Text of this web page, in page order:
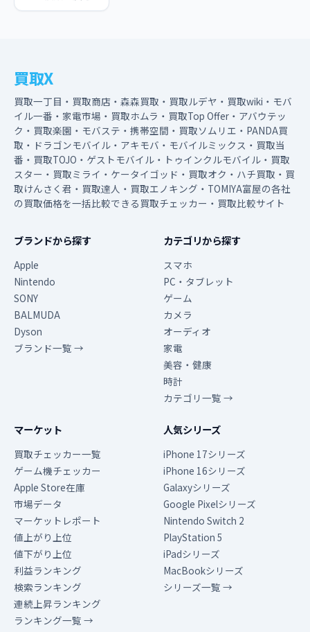
買取X
買取一丁目・買取商店・森森買取・買取ルデヤ・買取wiki・モバ
イル一番・家電市場・買取ホムラ・買取Top Offer・アバウテッ
ク・買取楽園・モバステ・携帯空間・買取ソムリエ・PANDA買
取・ドラゴンモバイル・アキモバ・モバイルミックス・買取当
番・買取TOJO・ゲストモバイル・トゥインクルモバイル・買取
スター・買取ミライ・ケータイゴッド・買取オク・ハチ買取・買
取けんさく君・買取達人・買取エノキング・TOMIYA富屋の各社
の買取価格を一括比較できる買取チェッカー・買取比較サイト
ブランドから探す
Apple
Nintendo
SONY
BALMUDA
Dyson
ブランド一覧 →
カテゴリから探す
スマホ
PC・タブレット
ゲーム
カメラ
オーディオ
家電
美容・健康
時計
カテゴリ一覧 →
マーケット
買取チェッカー一覧
ゲーム機チェッカー
Apple Store在庫
市場データ
マーケットレポート
値上がり上位
値下がり上位
利益ランキング
検索ランキング
連続上昇ランキング
ランキング一覧 →
人気シリーズ
iPhone 17シリーズ
iPhone 16シリーズ
Galaxyシリーズ
Google Pixelシリーズ
Nintendo Switch 2
PlayStation 5
iPadシリーズ
MacBookシリーズ
シリーズ一覧 →